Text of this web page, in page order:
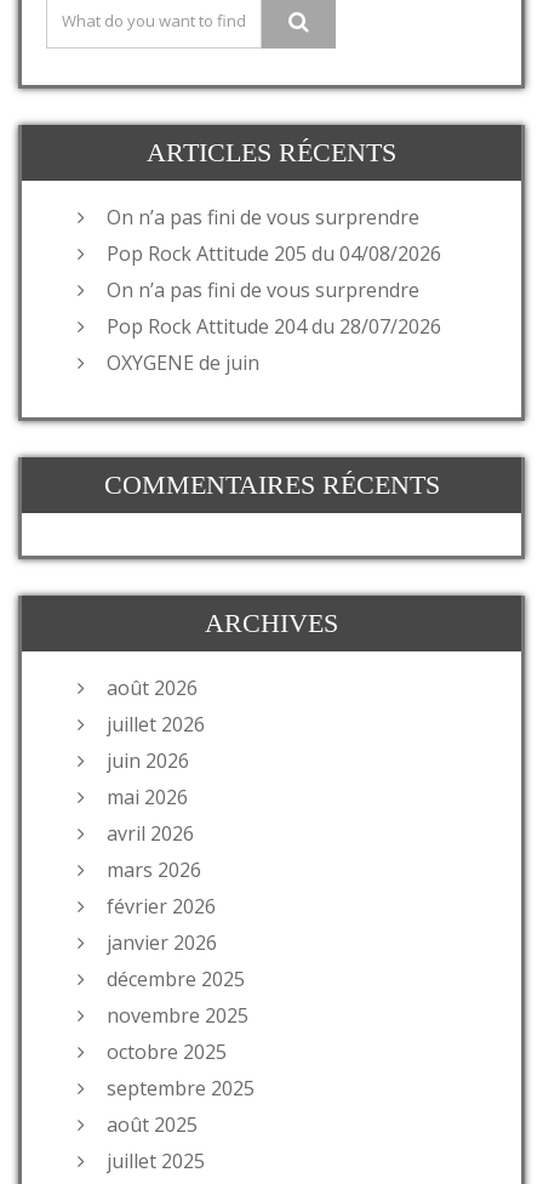
ARTICLES RÉCENTS
On n’a pas fini de vous surprendre
Pop Rock Attitude 205 du 04/08/2026
On n’a pas fini de vous surprendre
Pop Rock Attitude 204 du 28/07/2026
OXYGENE de juin
COMMENTAIRES RÉCENTS
ARCHIVES
août 2026
juillet 2026
juin 2026
mai 2026
avril 2026
mars 2026
février 2026
janvier 2026
décembre 2025
novembre 2025
octobre 2025
septembre 2025
août 2025
juillet 2025